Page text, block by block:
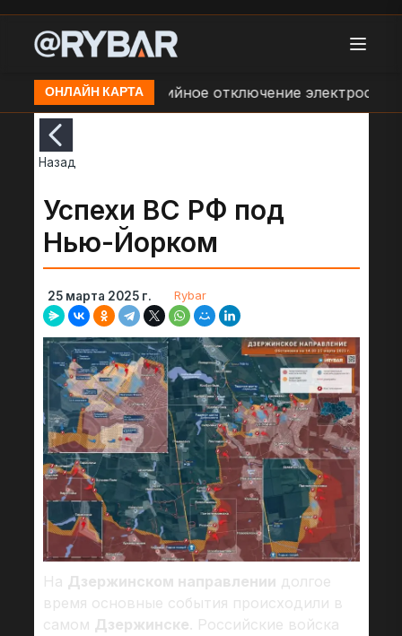
ОНЛАЙН КАРТА
Дальний Аварийное отключение
Назад
Успехи ВС РФ под
Нью-Йорком
25 марта 2025 г. Rybar
На Дзержинском направлении долгое
время основные события происходили в
самом Дзержинске. Российские войска